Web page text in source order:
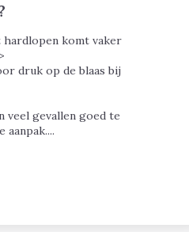
komt vaker
druk op de blaas bij
veel gevallen goed te